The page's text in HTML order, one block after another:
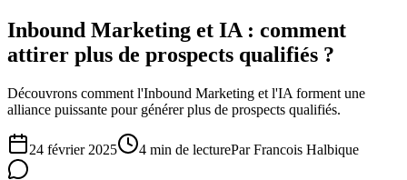
Inbound Marketing et IA : comment
attirer plus de prospects qualifiés ?
Découvrons comment l'Inbound Marketing et l'IA forment une
alliance puissante pour générer plus de prospects qualifiés.
24 février 2025 4 min de lectureParFrancois Halbique